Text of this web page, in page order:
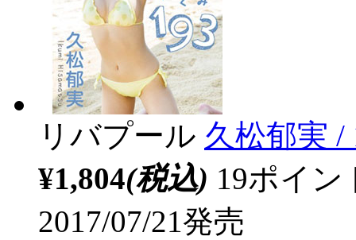
リバプール 久松郁実 /
¥1,804(税込) 19ポイ
2017/07/21発売